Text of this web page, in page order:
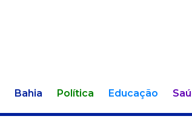
Bahia Política Educação